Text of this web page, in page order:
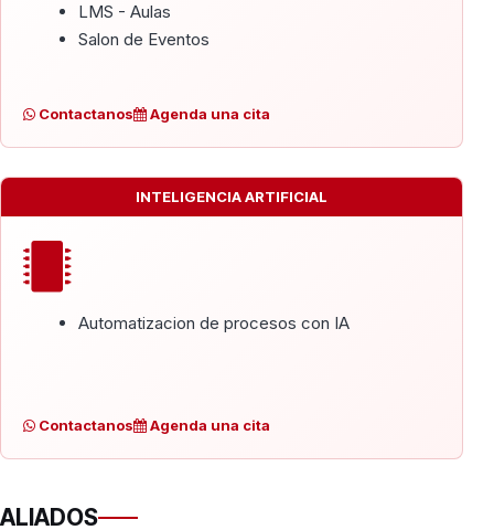
LMS - Aulas
Salon de Eventos
Contactanos Agenda una cita
INTELIGENCIA ARTIFICIAL
Automatizacion de procesos con IA
Contactanos Agenda una cita
ALIADOS